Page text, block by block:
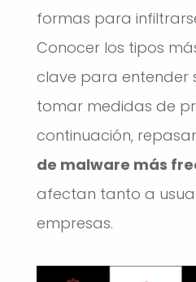
formas para
Conocer los tipos
clave para entender
tomar medidas de
continuación,
de malware más
afectan tanto a
empresas.